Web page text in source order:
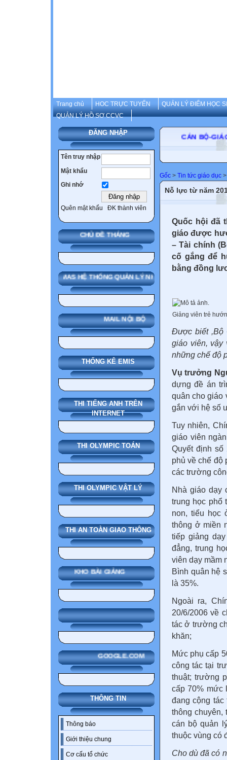
Trang chủ HOC TRỰC TUYẾN
QUẢN LÝ ĐIỂM HỌC
QUẢN LÝ HỒ SƠ CCVC
ĐĂNG NHẬP
Tên truy nhập
Mật khẩu
Ghi nhớ
Quên mật khẩu ĐK thành viên
CHỦ ĐỀ THÁNG
SMAS HỆ THỐNG QUẢN LÝ NHÀ TRƯỜNG
MAIL NỘI BỘ
THỐNG KÊ EMIS
THI TIẾNG ANH TRÊN
INTERNET
THI OLYMPIC TOÁN
THI OLYMPIC VẬT LÝ
THI AN TOÀN GIAO THÔNG
KHO BÀI GIẢNG
GOOGLE.COM
THÔNG TIN
Thông báo
Giới thiệu chung
Cơ cấu tổ chức
CÁN BỘ-GIÁO
Gốc > Tin tức giáo dục >
Nỗ lực từ năm
Quốc hội đã
giáo được
– Tài chính
cố gắng để
bằng đồng
Giảng viên trẻ
Được biết ,Bộ
giáo viên, vậy
những chế độ
Vụ trưởng
dựng đề án
quân cho giáo
gắn với hệ số
Tuy nhiên,
giáo viên
Quyết định số
phủ về chế độ
các trường
Nhà giáo dạy
trung học phổ
non, tiểu học
thông ở miền
tiếp giảng
đẳng, trung
viên dạy mầm
Bình quân hệ
là 35%.
Ngoài ra,
20/6/2006 về
tác ở trường
khăn;
Mức phụ cấp
công tác tại
thuật; trường
cấp 70% mức
đang cộng
thông
cán bộ quản
thuộc vùng có
Cho dù đã có